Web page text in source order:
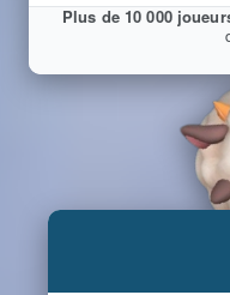
Plus de 10 000